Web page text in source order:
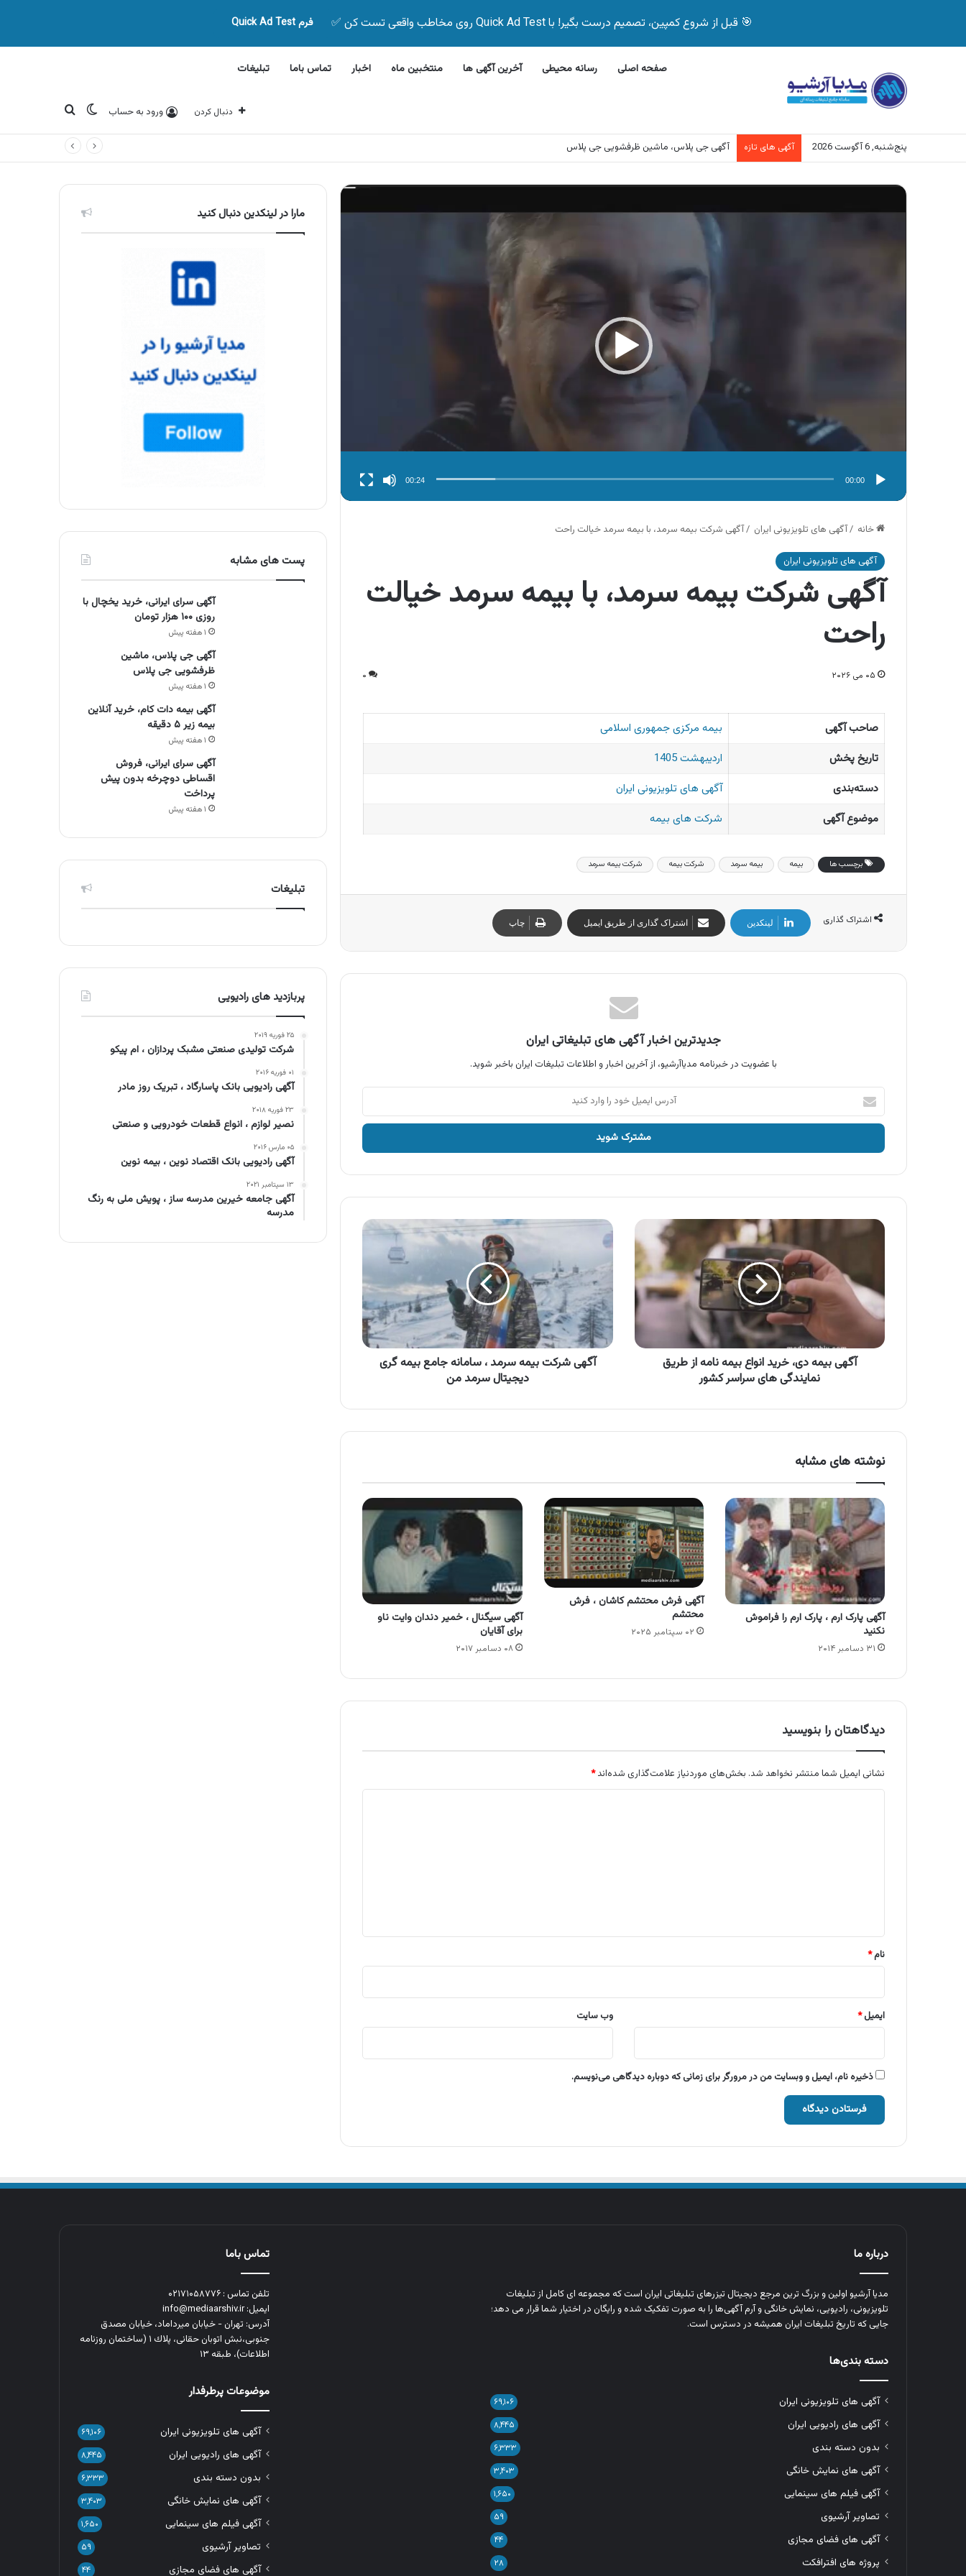
🎯 قبل از شروع کمپین، تصمیم درست بگیر! با Quick Ad Test روی مخاطب واقعی تست کن ✅ فرم Quick Ad Test
صفحه اصلی رسانه محیطی آخرین آگهی ها منتخبین ماه اخبار تماس باما تبلیغات
دنبال کردن ورود به حساب تغییر پوسته
جستجو برای
پنج‌شنبه, 6 آگوست 2026 آگهی های تازه آگهی جی پلاس، ماشین ظرفشویی جی پلاس
نمایشگر
ویدیو
00:00
00:24
خانه /آگهی های تلویزیونی ایران /آگهی شرکت بیمه سرمد، با بیمه سرمد خیالت راحت
آگهی های تلویزیونی ایران
آگهی شرکت بیمه سرمد، با بیمه سرمد خیالت
راحت
۰۵ می ۲۰۲۶ ۰
صاحب آگهی
بیمه مرکزی جمهوری اسلامی
تاریخ پخش
اردیبهشت 1405
دسته‌بندی
آگهی های تلویزیونی ایران
موضوع آگهی
شرکت های بیمه
برچسب ها بیمه بیمه سرمد شرکت بیمه شرکت بیمه سرمد
اشتراک گذاری لینکدین اشتراک گذاری از طریق ایمیل چاپ
جدیدترین اخبار آگهی های تبلیغاتی ایران
با عضویت در خبرنامه مدیاآرشیو، از آخرین اخبار و اطلاعات تبلیغات ایران باخبر شوید.
آدرس
ایمیل
خود
وارد
آگهی
انواع
بیمه
نامه
از
طریق
نمایندگی
کشور
آگهی بیمه دی، خرید انواع بیمه نامه از طریق
نمایندگی های سراسر کشور
آگهی
شرکت
بیمه
سرمد
،
سامانه
جامع
بیمه
گری
دیجیتالآگهی شرکت بیمه سرمد ، سامانه جامع بیمه گری
دیجیتال سرمد من
نوشته های مشابه
آگهی پارک ارم ، پارک ارم را فراموش
نکنید
۳۱ دسامبر ۲۰۱۴
آگهی فرش محتشم کاشان ، فرش
محتشم
۰۲ سپتامبر ۲۰۲۵
آگهی سیگنال ، خمیر دندان وایت ناو
برای آقایان
۰۸ دسامبر ۲۰۱۷
دیدگاهتان را بنویسید
نشانی ایمیل شما منتشر نخواهد شد. بخش‌های موردنیاز علامت‌گذاری شده‌اند*
نام*
ایمیل* وب‌ سایت
ذخیره نام، ایمیل و وبسایت من در مرورگر برای زمانی که دوباره دیدگاهی می‌نویسم.
مارا در لینکدین دنبال کنید
پست های مشابه
آگهی سرای ایرانی، خرید یخچال با
روزی ۱۰۰ هزار تومان
۱ هفته پیش
آگهی جی پلاس، ماشین
ظرفشویی جی پلاس
۱ هفته پیش
آگهی بیمه دات کام، خرید آنلاین
بیمه زیر ۵ دقیقه
۱ هفته پیش
آگهی سرای ایرانی، فروش
اقساطی دوچرخه بدون پیش
پرداخت
۱ هفته پیش
تبلیغات
پربازدید های رادیویی
۲۵ فوریه ۲۰۱۹
شرکت تولیدی صنعتی مشبک پردازان ، ام پیکو
۰۱ فوریه ۲۰۱۶
آگهی رادیویی بانک پاسارگاد ، تبریک روز مادر
۲۳ فوریه ۲۰۱۸
نصیر لوازم ، انواع قطعات خودرویی و صنعتی
۰۵ مارس ۲۰۱۶
آگهی رادیویی بانک اقتصاد نوین ، بیمه نوین
۱۳ سپتامبر ۲۰۲۱
آگهی جامعه خیرین مدرسه ساز ، پویش ملی به رنگ
مدرسه
درباره ما
مدیا آرشیو اولین و بزرگ‌ ترین مرجع دیجیتال تیزرهای تبلیغاتی ایران است که مجموعه‌ ای کامل از تبلیغات
تلویزیونی، رادیویی، نمایش خانگی و آرم‌ آگهی‌ها را به‌ صورت تفکیک‌ شده و رایگان در اختیار شما قرار می‌ دهد؛
جایی که تاریخ تبلیغات ایران همیشه در دسترس است.
دسته بندی‌ها
آگهی های تلویزیونی ایران ۶۹,۱۰۶
آگهی های رادیویی ایران ۸,۴۴۵
بدون دسته بندی ۶,۳۳۳
آگهی های نمایش خانگی ۳,۴۰۳
آگهی فیلم های سینمایی ۱,۶۵۰
تصاویر آرشیوی ۵۹
آگهی های فضای مجازی ۴۴
پروژه های افترافکت ۲۸
تماس باما
تلفن تماس : ۰۲۱۷۱۰۵۸۷۷۶
ایمیل: info@mediaarshiv.ir
آدرس: تهران - خیابان میرداماد، خیابان مصدق
جنوبی،نبش اتوبان حقانی، پلاك ١ (ساختمان روزنامه
اطلاعات)، طبقه ۱۳
موضوعات پرطرفدار
آگهی های تلویزیونی ایران ۶۹,۱۰۶
آگهی های رادیویی ایران ۸,۴۴۵
بدون دسته بندی ۶,۳۳۳
آگهی های نمایش خانگی ۳,۴۰۳
آگهی فیلم های سینمایی ۱,۶۵۰
تصاویر آرشیوی ۵۹
آگهی های فضای مجازی ۴۴